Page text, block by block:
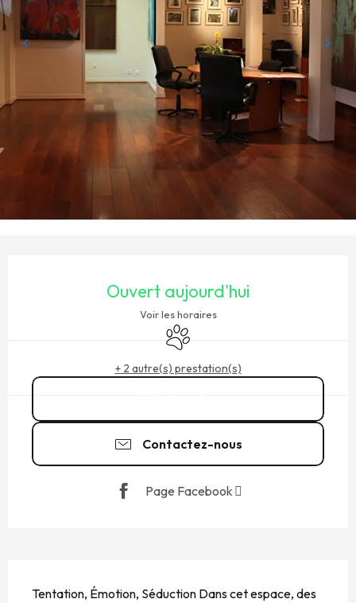
Ouvert aujourd'hui
Voir les horaires
Animaux acceptés
+ 2 autre(s) prestation(s)
Contactez-nous
Page Facebook
Tentation, Émotion, Séduction Dans cet espace, des